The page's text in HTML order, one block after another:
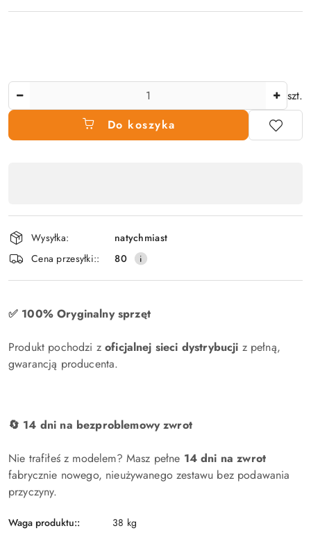
szt.
Do koszyka
,
płatność
i
dostawa
Wysyłka:
natychmiast
Cena przesyłki::
80
✅ 100% Oryginalny sprzęt
Produkt pochodzi zoficjalnej sieci dystrybucji z pełną,
gwarancją producenta.
🔄 14 dni na bezproblemowy zwrot
Nie trafiłeś z modelem? Masz pełne 14 dni na zwrot
fabrycznie nowego, nieużywanego zestawu bez podawania
przyczyny.
Waga produktu:: 38 kg